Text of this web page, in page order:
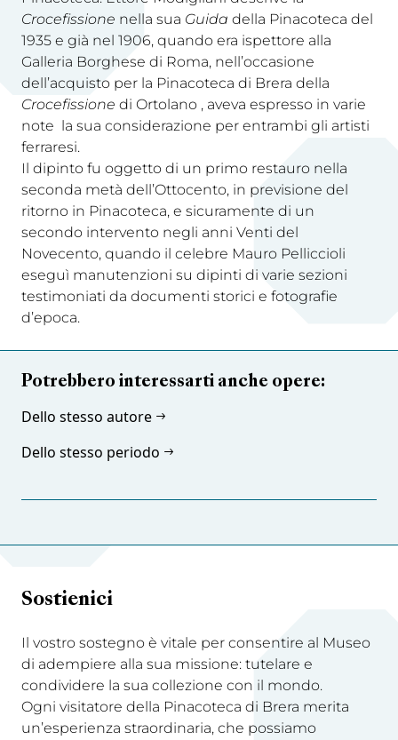
Crocefissione nella sua Guida della Pinacoteca del
1935 e già nel 1906, quando era ispettore alla
Galleria Borghese di Roma, nell’occasione
dell’acquisto per la Pinacoteca di Brera della
Crocefissione di Ortolano , aveva espresso in varie
note la sua considerazione per entrambi gli artisti
ferraresi.
Il dipinto fu oggetto di un primo restauro nella
seconda metà dell’Ottocento, in previsione del
ritorno in Pinacoteca, e sicuramente di un
secondo intervento negli anni Venti del
Novecento, quando il celebre Mauro Pelliccioli
eseguì manutenzioni su dipinti di varie sezioni
testimoniati da documenti storici e fotografie
d’epoca.
Potrebbero interessarti anche opere:
Dello stesso autore
Dello stesso periodo
Sostienici
Il vostro sostegno è vitale per consentire al Museo
di adempiere alla sua missione: tutelare e
condividere la sua collezione con il mondo.
Ogni visitatore della Pinacoteca di Brera merita
un’esperienza straordinaria, che possiamo